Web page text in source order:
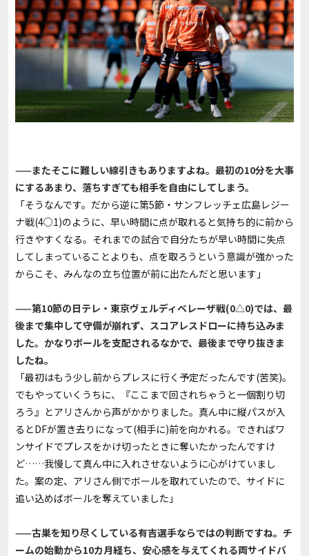
——またそこに難しい線引きもありますよね。最初の10分を大事
にするあまり、落ちすぎても相手を自由にしてしまう。
「そうなんです。だから逆に第5節・サンフレッチェ広島レジー
ナ戦(4○1)のように、早い時間に点が取れると気持ち的に前から
行きやすくなる。それまでの試合で自分たちが早い時間に失点
してしまっていることよりも、点を取ろうという意識が強かった
からこそ、みんなの立ち位置が前に出たんだと思います」
——第10節の日テレ・東京ヴェルディベレーザ戦(0△0)では、最
後まで集中して守備が崩れず、スコアレスドローに持ち込みま
した。かなりボールを支配されるなかで、最後まで守り抜きま
したね。
「最初はもう少し前からプレスに行く予定だったんです(苦笑)。
でもやっていくうちに、『ここまで回されちゃうと一個割り切
ろう』とアリさんから声がかかりました。真ん中に縦パスが入
るとDFが置き去りになって(相手に)前を向かれる。できればワ
ンサイドでプレスをかけ切ったときに奪いたかったんですけ
ど……我慢して真ん中に入れさせないように心がけていまし
た。案の定、アリさん側でボールを取れていたので、サイドに
追い込めばボールを奪えていました」
——古巣を知り尽くしている有吉選手ならではの判断ですね。チ
ームの始動から10カ月経ち、安心感を与えてくれる両サイドバ